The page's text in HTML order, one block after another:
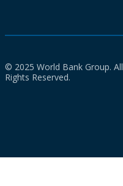
© 2025 World Bank Group. All
Rights Reserved.